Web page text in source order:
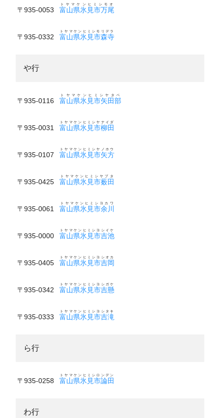
〒935-0053 富山県氷見市万尾
トヤマケンヒミシモオ
〒935-0332 富山県氷見市森寺
トヤマケンヒミシモリデラ
や行
〒935-0116 富山県氷見市矢田部
トヤマケンヒミシヤタベ
〒935-0031 富山県氷見市柳田
トヤマケンヒミシヤナイダ
〒935-0107 富山県氷見市矢方
トヤマケンヒミシヤノホウ
〒935-0425 富山県氷見市薮田
トヤマケンヒミシヤブタ
〒935-0061 富山県氷見市余川
トヤマケンヒミシヨカワ
〒935-0000 富山県氷見市吉池
トヤマケンヒミシヨシイケ
〒935-0405 富山県氷見市吉岡
トヤマケンヒミシヨシオカ
〒935-0342 富山県氷見市吉懸
トヤマケンヒミシヨシガケ
〒935-0333 富山県氷見市吉滝
トヤマケンヒミシヨシタキ
ら行
〒935-0258 富山県氷見市論田
トヤマケンヒミシロンデン
わ行